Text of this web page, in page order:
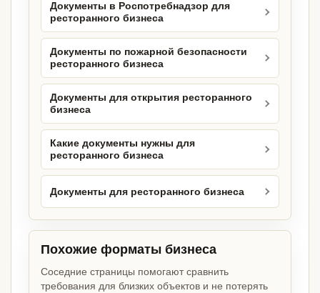
Документы в Роспотребнадзор для
ресторанного бизнеса
Документы по пожарной безопасности
ресторанного бизнеса
Документы для открытия ресторанного
бизнеса
Какие документы нужны для
ресторанного бизнеса
Документы для ресторанного бизнеса
Похожие форматы бизнеса
Соседние страницы помогают сравнить
требования для близких объектов и не потерять